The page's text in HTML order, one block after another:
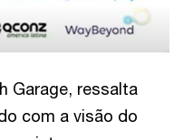
Garage, ressalta
com a visão do